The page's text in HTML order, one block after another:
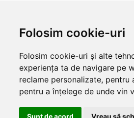
Folosim cookie-uri
Folosim cookie-uri și alte
experiența ta de navigare pe
reclame personalizate,
pentru a înțelege de unde vin
Sunt de acord Vreau să
Magazin snowboard
Legături Rome SDS
Skate & longboard
Santa Cruz
Îmbrăcăminte
Căști și
Ochelari Oakley
Ochelari Alpina